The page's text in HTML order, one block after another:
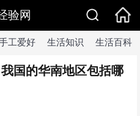
验网
工爱好 生活知识 生活百科
国的华南地区包括哪